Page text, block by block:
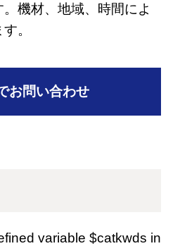
機材、地域、時間によ
。
お問い合わせ
variable $catkwds in